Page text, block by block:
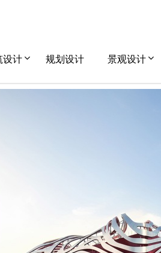
设计 规划设计 景观设计